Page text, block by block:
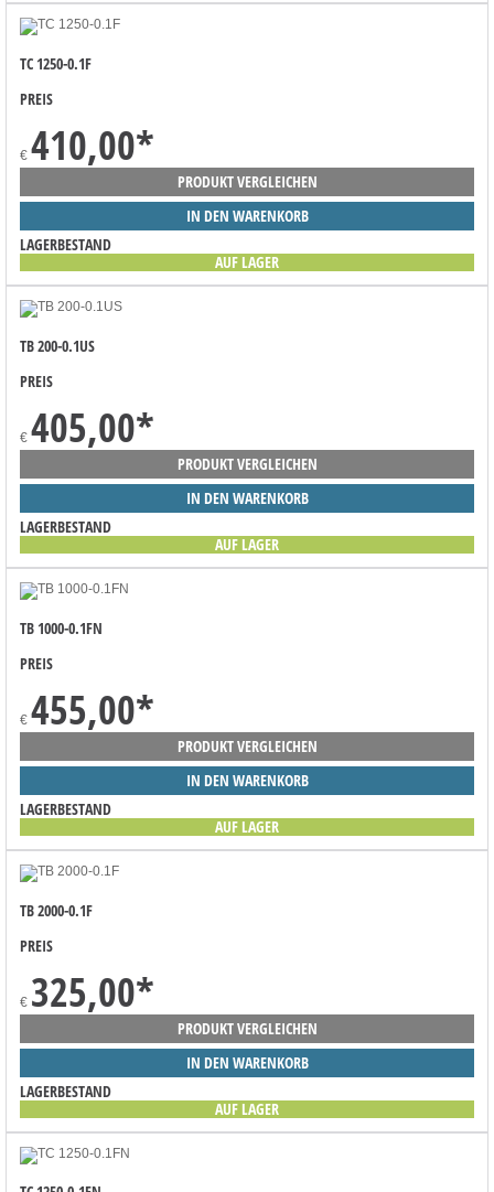
TC 1250-0.1F
PREIS
€ 410,00*
PRODUKT VERGLEICHEN
IN DEN WARENKORB
LAGERBESTAND
AUF LAGER
TB 200-0.1US
PREIS
€ 405,00*
PRODUKT VERGLEICHEN
IN DEN WARENKORB
LAGERBESTAND
AUF LAGER
TB 1000-0.1FN
PREIS
€ 455,00*
PRODUKT VERGLEICHEN
IN DEN WARENKORB
LAGERBESTAND
AUF LAGER
TB 2000-0.1F
PREIS
€ 325,00*
PRODUKT VERGLEICHEN
IN DEN WARENKORB
LAGERBESTAND
AUF LAGER